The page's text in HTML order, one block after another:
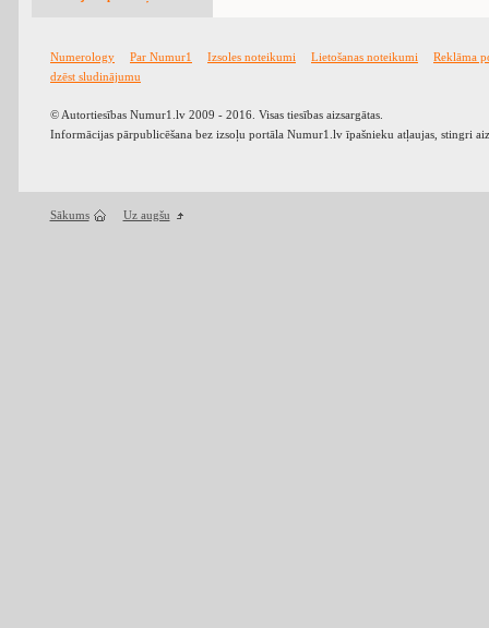
Numerology Par Numur1 Izsoles noteikumi Lietošanas noteikumi
Reklāma
dzēst sludinājumu
© Autortiesības Numur1.lv 2009 - 2016. Visas tiesības aizsargātas.
Informācijas pārpublicēšana bez izsoļu portāla Numur1.lv īpašnieku atļaujas, stingri
Sākums Uz augšu